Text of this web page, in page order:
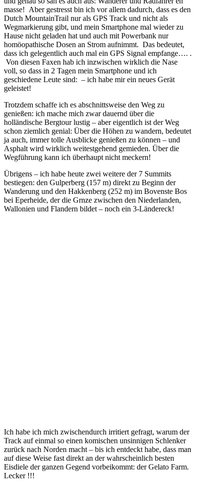
masse! Aber gestresst bin ich vor allem dadurch, dass es den
Dutch MountainTrail nur als GPS Track und nicht als
Wegmarkierung gibt, und mein Smartphone mal wieder zu
Hause nicht geladen hat und auch mit Powerbank nur
homöopathische Dosen an Strom aufnimmt. Das bedeutet,
dass ich gelegentlich auch mal ein GPS Signal empfange…. .
Von diesen Faxen hab ich inzwischen wirklich die Nase
voll, so dass in 2 Tagen mein Smartphone und ich
geschiedene Leute sind: – ich habe mir ein neues Gerät
geleistet!
Trotzdem schaffe ich es abschnittsweise den Weg zu
genießen: ich mache mich zwar dauernd über die
holländische Bergtour lustig – aber eigentlich ist der Weg
schon ziemlich genial: Über die Höhen zu wandern, bedeutet
ja auch, immer tolle Ausblicke genießen zu können – und
Asphalt wird wirklich weitestgehend gemieden. Über die
Wegführung kann ich überhaupt nicht meckern!
Übrigens – ich habe heute zwei weitere der 7 Summits
bestiegen: den Gulperberg (157 m) direkt zu Beginn der
Wanderung und den Hakkenberg (252 m) im Bovenste Bos
bei Eperheide, der die Grnze zwischen den Niederlanden,
Wallonien und Flandern bildet – noch ein 3-Ländereck!
Ich habe ich mich zwischendurch irritiert gefragt, warum der
Track auf einmal so einen komischen unsinnigen Schlenker
zurück nach Norden macht – bis ich entdeckt habe, dass man
auf diese Weise fast direkt an der wahrscheinlich besten
Eisdiele der ganzen Gegend vorbeikommt: der Gelato Farm.
Lecker !!!